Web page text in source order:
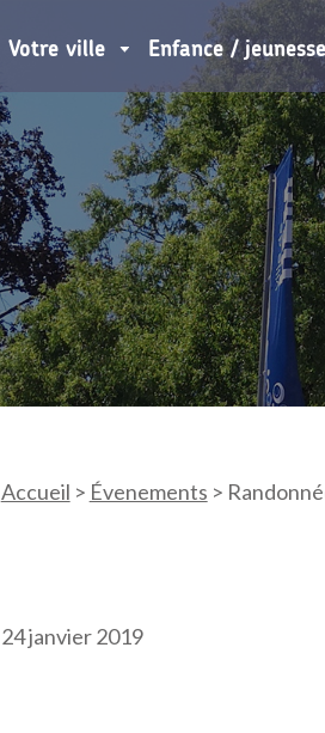
Votre ville Enfance / jeunesse
Accueil > Évenements >
24 janvier 2019